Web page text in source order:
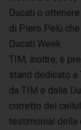
Ducati o
di Piero Pelù
Ducati Week.
TIM, inoltre, è
stand dedicato a
da TIM e dalla
corretto del
testimonial della